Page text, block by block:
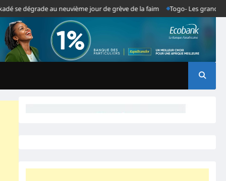
au neuvième jour de grève de la faim Togo- Les grandes